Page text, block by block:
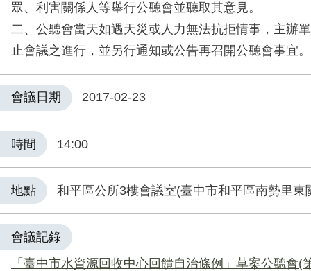
眾、利害關係人等舉行公聽會並聽取其意見。
二、公聽會當天如遇天災或人力無法抗拒情事，主辦
止會議之進行，並另行通知或公告再召開公聽會事宜。
會議日期 2017-02-23
時間 14:00
地點 和平區公所3樓會議室(臺中市和平區南勢里東
會議記錄
「臺中市水資源回收中心回饋自治條例」草案公聽會(